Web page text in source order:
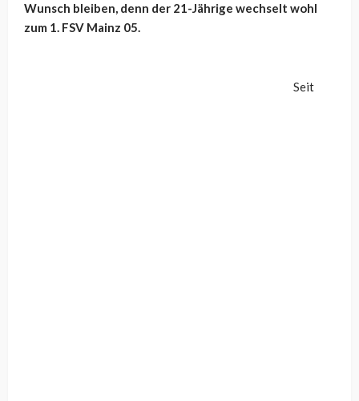
Wunsch bleiben, denn der 21-Jährige wechselt wohl
zum 1. FSV Mainz 05.
Seit